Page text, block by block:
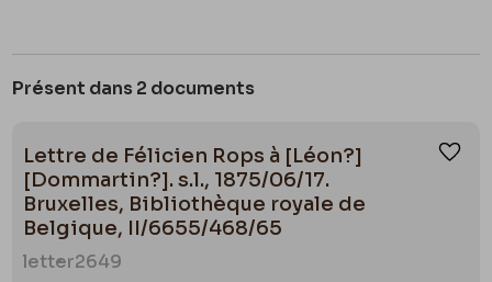
Présent dans 2 documents
Lettre de Félicien Rops à [Léon?]
[Dommartin?]. s.l., 1875/06/17.
Bruxelles, Bibliothèque royale de
Belgique, II/6655/468/65
letter2649